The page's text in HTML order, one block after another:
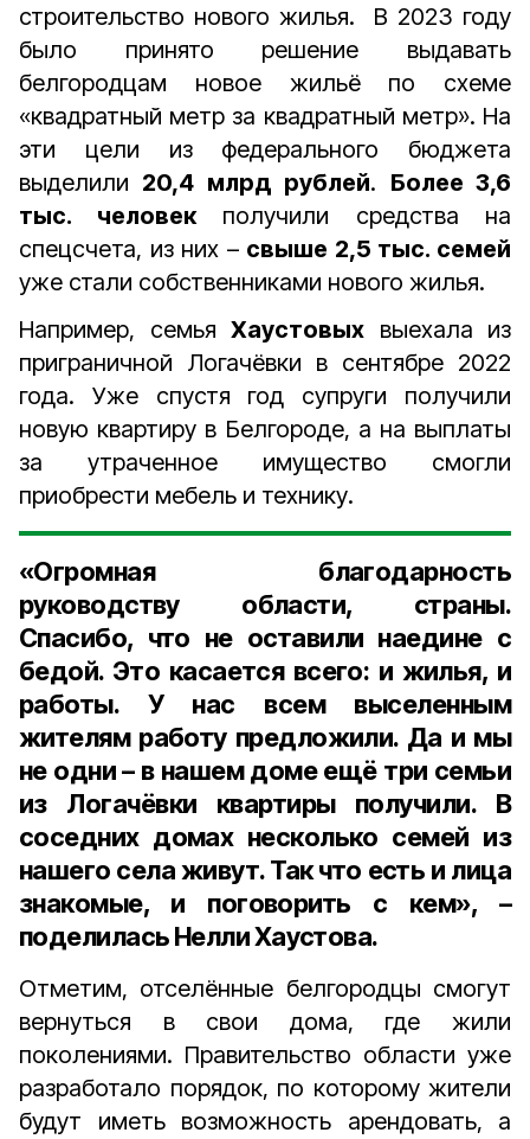
строительство нового жилья. В 2023 году
было принято решение выдавать
белгородцам новое жильё по схеме
«квадратный метр за квадратный метр». На
эти цели из федерального бюджета
выделили 20,4 млрд рублей. Более 3,6
тыс. человекполучили средства на
спецсчета, из них – свыше 2,5 тыс. семей
уже стали собственниками нового жилья.
Например, семья Хаустовых выехала из
приграничной Логачёвки в сентябре 2022
года. Уже спустя год супруги получили
новую квартиру в Белгороде, а на выплаты
за утраченное имущество смогли
приобрести мебель и технику.
«Огромная благодарность
руководству области, страны.
Спасибо, что не оставили наедине с
бедой. Это касается всего: и жилья, и
работы. У нас всем выселенным
жителям работу предложили. Да и мы
не одни – в нашем доме ещё три семьи
из Логачёвки квартиры получили. В
соседних домах несколько семей из
нашего села живут. Так что есть и лица
знакомые, и поговорить с кем», –
поделилась Нелли Хаустова.
Отметим, отселённые белгородцы смогут
вернуться в свои дома, где жили
поколениями. Правительство области уже
разработало порядок, по которому жители
будут иметь возможность арендовать, а